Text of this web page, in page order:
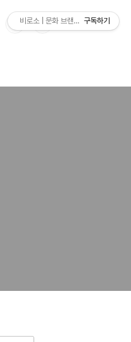
비로소 | 문화 브랜드 연구소
구독하기